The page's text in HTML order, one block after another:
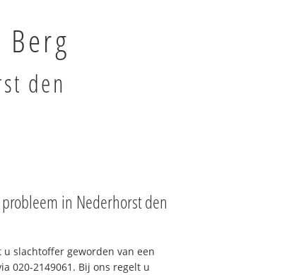
den
in Nederhorst den
slachtoffer geworden van een
020-2149061. Bij ons regelt u